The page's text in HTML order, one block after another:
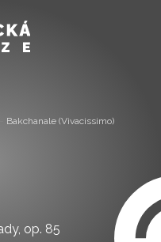
Slovník
Bakchanale (Vivacissimo)
op. 85